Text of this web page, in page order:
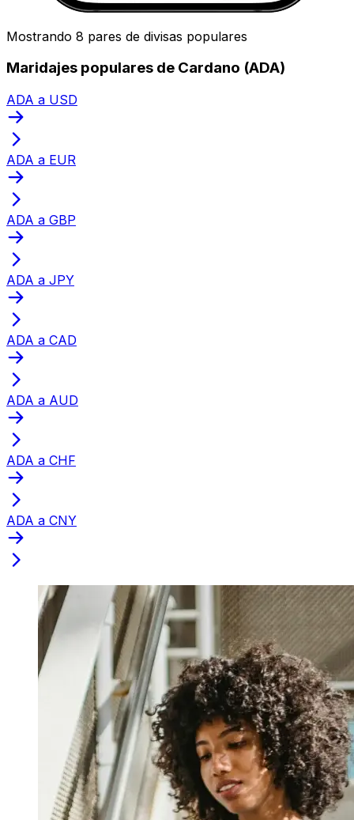
Mostrando 8 pares de divisas populares
Maridajes populares de Cardano (ADA)
ADA a USD
ADA a EUR
ADA a GBP
ADA a JPY
ADA a CAD
ADA a AUD
ADA a CHF
ADA a CNY